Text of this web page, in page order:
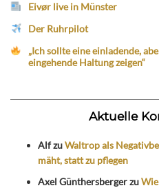
Eivør live in Münster
Der Ruhrpilot
„Ich sollte eine einladende,
eingehende Haltung zeigen“
Aktuelle
AlfzuWaltrop als
mäht, statt zu pflegen
Axel Günthersbergerzu